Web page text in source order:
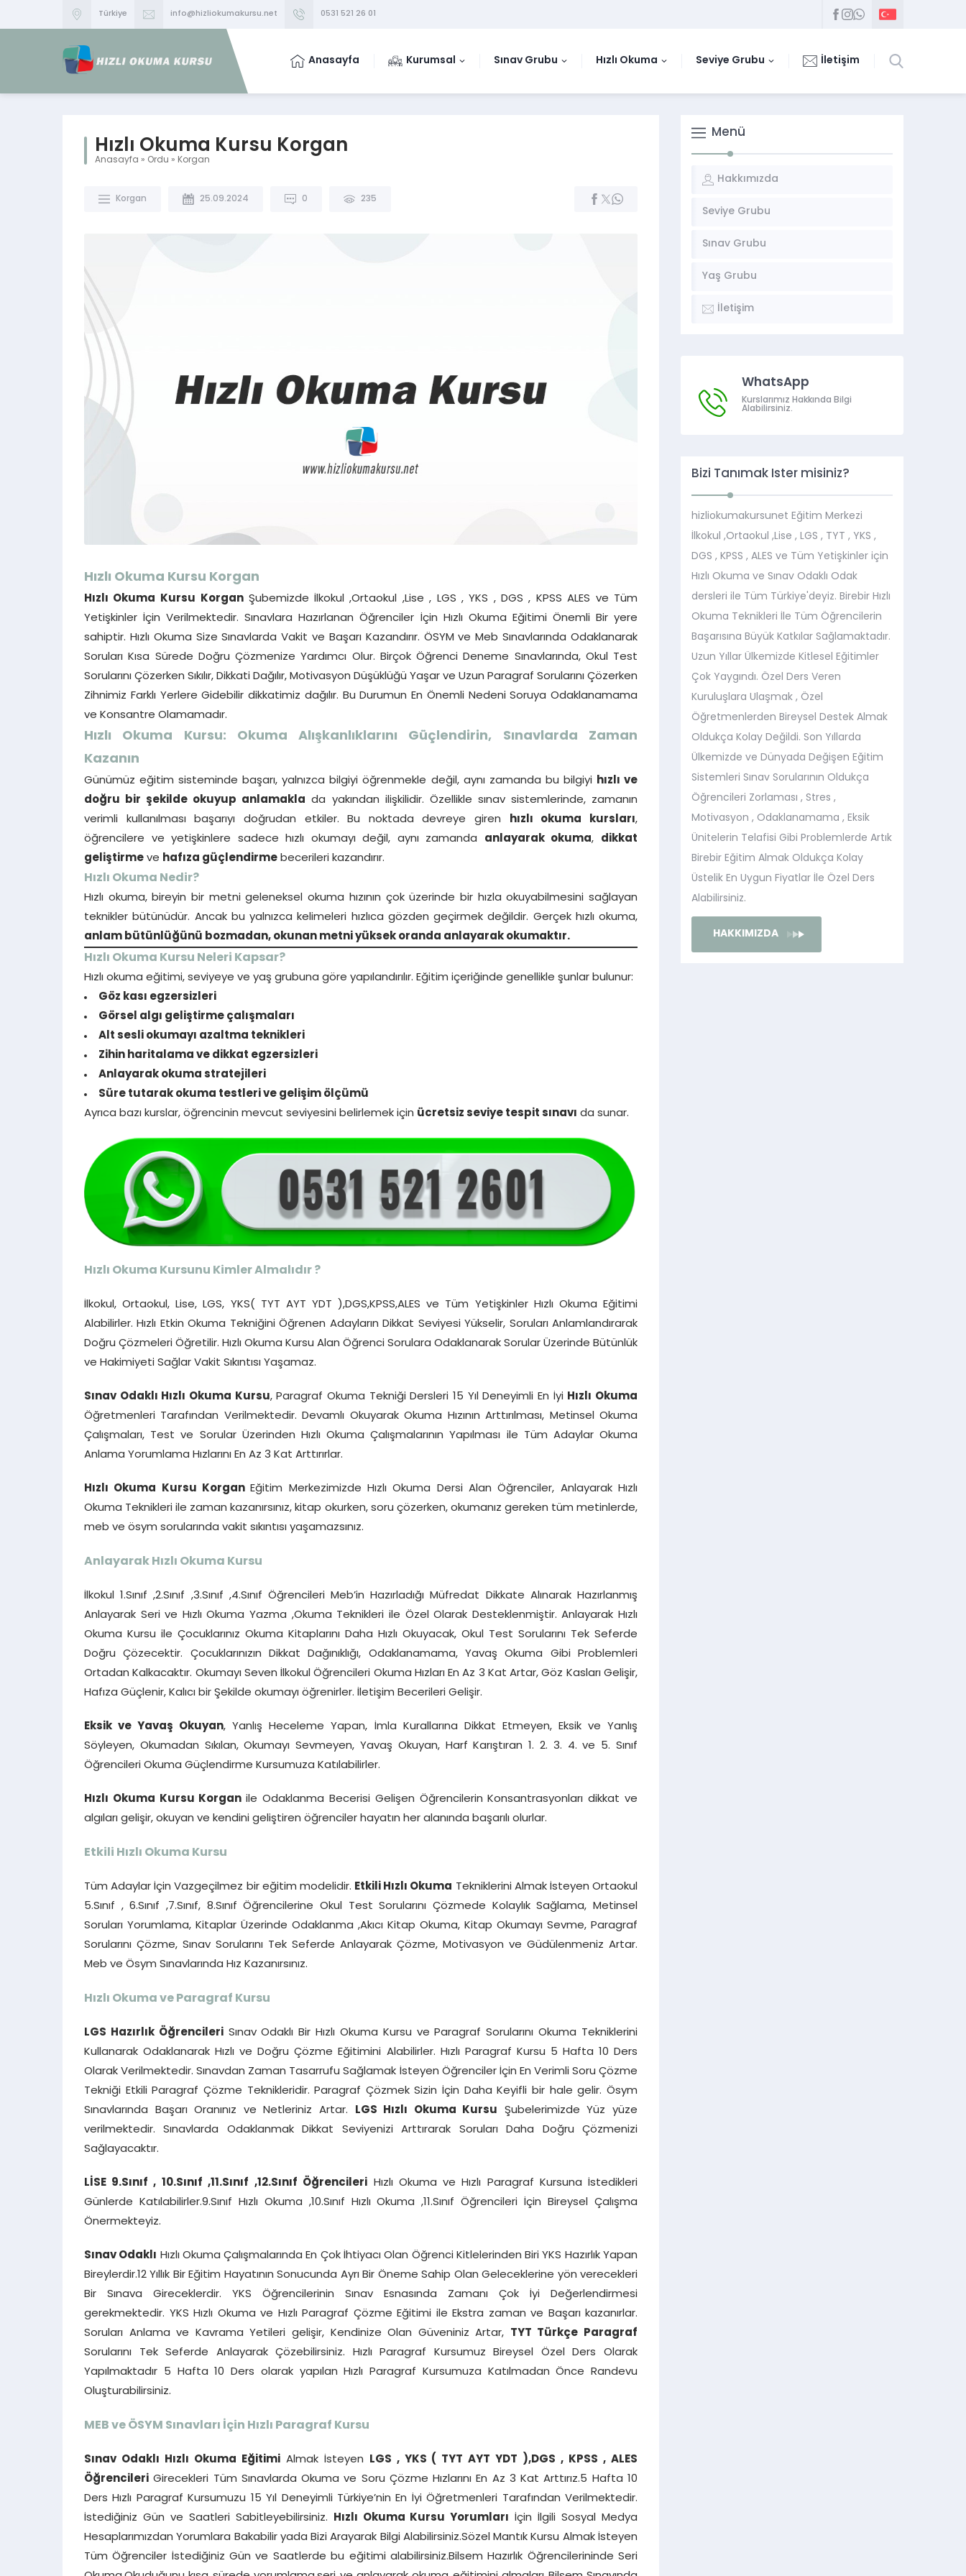
Türkiye info@hizliokumakursu.net 0531 521 26 01
Anasayfa Kurumsal Sınav Grubu Hızlı Okuma Seviye Grubu İletişim
Hızlı Okuma Kursu Korgan
Anasayfa » Ordu » Korgan
Korgan 25.09.2024 0 235
Hızlı Okuma Kursu Korgan
Hızlı Okuma Kursu Korgan Şubemizde İlkokul ,Ortaokul ,Lise , LGS , YKS , DGS , KPSS ALES ve Tüm
Yetişkinler İçin Verilmektedir. Sınavlara Hazırlanan Öğrenciler İçin Hızlı Okuma Eğitimi Önemli Bir yere
sahiptir. Hızlı Okuma Size Sınavlarda Vakit ve Başarı Kazandırır. ÖSYM ve Meb Sınavlarında Odaklanarak
Soruları Kısa Sürede Doğru Çözmenize Yardımcı Olur. Birçok Öğrenci Deneme Sınavlarında, Okul Test
Sorularını Çözerken Sıkılır, Dikkati Dağılır, Motivasyon Düşüklüğü Yaşar ve Uzun Paragraf Sorularını Çözerken
Zihnimiz Farklı Yerlere Gidebilir dikkatimiz dağılır. Bu Durumun En Önemli Nedeni Soruya Odaklanamama
ve Konsantre Olamamadır.
Hızlı Okuma Kursu: Okuma Alışkanlıklarını Güçlendirin, Sınavlarda Zaman
Kazanın
Günümüz eğitim sisteminde başarı, yalnızca bilgiyi öğrenmekle değil, aynı zamanda bu bilgiyi hızlı ve
doğru bir şekilde okuyup anlamakla da yakından ilişkilidir. Özellikle sınav sistemlerinde, zamanın
verimli kullanılması başarıyı doğrudan etkiler. Bu noktada devreye giren hızlı okuma kursları,
öğrencilere ve yetişkinlere sadece hızlı okumayı değil, aynı zamanda anlayarak okuma, dikkat
geliştirme ve hafıza güçlendirme becerileri kazandırır.
Hızlı Okuma Nedir?
Hızlı okuma, bireyin bir metni geleneksel okuma hızının çok üzerinde bir hızla okuyabilmesini sağlayan
teknikler bütünüdür. Ancak bu yalnızca kelimeleri hızlıca gözden geçirmek değildir. Gerçek hızlı okuma,
anlam bütünlüğünü bozmadan, okunan metni yüksek oranda anlayarak okumaktır.
Hızlı Okuma Kursu Neleri Kapsar?
Hızlı okuma eğitimi, seviyeye ve yaş grubuna göre yapılandırılır. Eğitim içeriğinde genellikle şunlar bulunur:
Göz kası egzersizleri
Görsel algı geliştirme çalışmaları
Alt sesli okumayı azaltma teknikleri
Zihin haritalama ve dikkat egzersizleri
Anlayarak okuma stratejileri
Süre tutarak okuma testleri ve gelişim ölçümü
Ayrıca bazı kurslar, öğrencinin mevcut seviyesini belirlemek için ücretsiz seviye tespit sınavı da sunar.
Hızlı Okuma Kursunu Kimler Almalıdır ?
İlkokul, Ortaokul, Lise, LGS, YKS( TYT AYT YDT ),DGS,KPSS,ALES ve Tüm Yetişkinler Hızlı Okuma Eğitimi
Alabilirler. Hızlı Etkin Okuma Tekniğini Öğrenen Adayların Dikkat Seviyesi Yükselir, Soruları Anlamlandırarak
Doğru Çözmeleri Öğretilir. Hızlı Okuma Kursu Alan Öğrenci Sorulara Odaklanarak Sorular Üzerinde Bütünlük
ve Hakimiyeti Sağlar Vakit Sıkıntısı Yaşamaz.
Sınav Odaklı Hızlı Okuma Kursu, Paragraf Okuma Tekniği Dersleri 15 Yıl Deneyimli En İyi Hızlı Okuma
Öğretmenleri Tarafından Verilmektedir. Devamlı Okuyarak Okuma Hızının Arttırılması, Metinsel Okuma
Çalışmaları, Test ve Sorular Üzerinden Hızlı Okuma Çalışmalarının Yapılması ile Tüm Adaylar Okuma
Anlama Yorumlama Hızlarını En Az 3 Kat Arttırırlar.
Hızlı Okuma Kursu KorganEğitim Merkezimizde Hızlı Okuma Dersi Alan Öğrenciler, Anlayarak Hızlı
Okuma Teknikleri ile zaman kazanırsınız, kitap okurken, soru çözerken, okumanız gereken tüm metinlerde,
meb ve ösym sorularında vakit sıkıntısı yaşamazsınız.
Anlayarak Hızlı Okuma Kursu
İlkokul 1.Sınıf ,2.Sınıf ,3.Sınıf ,4.Sınıf Öğrencileri Meb’in Hazırladığı Müfredat Dikkate Alınarak Hazırlanmış
Anlayarak Seri ve Hızlı Okuma Yazma ,Okuma Teknikleri ile Özel Olarak Desteklenmiştir. Anlayarak Hızlı
Okuma Kursu ile Çocuklarınız Okuma Kitaplarını Daha Hızlı Okuyacak, Okul Test Sorularını Tek Seferde
Doğru Çözecektir. Çocuklarınızın Dikkat Dağınıklığı, Odaklanamama, Yavaş Okuma Gibi Problemleri
Ortadan Kalkacaktır. Okumayı Seven İlkokul Öğrencileri Okuma Hızları En Az 3 Kat Artar, Göz Kasları Gelişir,
Hafıza Güçlenir, Kalıcı bir Şekilde okumayı öğrenirler. İletişim Becerileri Gelişir.
Eksik ve Yavaş Okuyan, Yanlış Heceleme Yapan, İmla Kurallarına Dikkat Etmeyen, Eksik ve Yanlış
Söyleyen, Okumadan Sıkılan, Okumayı Sevmeyen, Yavaş Okuyan, Harf Karıştıran 1. 2. 3. 4. ve 5. Sınıf
Öğrencileri Okuma Güçlendirme Kursumuza Katılabilirler.
Hızlı Okuma Kursu Korganile Odaklanma Becerisi Gelişen Öğrencilerin Konsantrasyonları dikkat ve
algıları gelişir, okuyan ve kendini geliştiren öğrenciler hayatın her alanında başarılı olurlar.
Etkili Hızlı Okuma Kursu
Tüm Adaylar İçin Vazgeçilmez bir eğitim modelidir. Etkili Hızlı Okuma Tekniklerini Almak İsteyen Ortaokul
5.Sınıf , 6.Sınıf ,7.Sınıf, 8.Sınıf Öğrencilerine Okul Test Sorularını Çözmede Kolaylık Sağlama, Metinsel
Soruları Yorumlama, Kitaplar Üzerinde Odaklanma ,Akıcı Kitap Okuma, Kitap Okumayı Sevme, Paragraf
Sorularını Çözme, Sınav Sorularını Tek Seferde Anlayarak Çözme, Motivasyon ve Güdülenmeniz Artar.
Meb ve Ösym Sınavlarında Hız Kazanırsınız.
Hızlı Okuma ve Paragraf Kursu
LGS Hazırlık ÖğrencileriSınav Odaklı Bir Hızlı Okuma Kursu ve Paragraf Sorularını Okuma Tekniklerini
Kullanarak Odaklanarak Hızlı ve Doğru Çözme Eğitimini Alabilirler. Hızlı Paragraf Kursu 5 Hafta 10 Ders
Olarak Verilmektedir. Sınavdan Zaman Tasarrufu Sağlamak İsteyen Öğrenciler İçin En Verimli Soru Çözme
Tekniği Etkili Paragraf Çözme Teknikleridir. Paragraf Çözmek Sizin İçin Daha Keyifli bir hale gelir. Ösym
Sınavlarında Başarı Oranınız ve Netleriniz Artar. LGS Hızlı Okuma Kursu Şubelerimizde Yüz yüze
verilmektedir. Sınavlarda Odaklanmak Dikkat Seviyenizi Arttırarak Soruları Daha Doğru Çözmenizi
Sağlayacaktır.
LİSE 9.Sınıf , 10.Sınıf ,11.Sınıf ,12.Sınıf Öğrencileri Hızlı Okuma ve Hızlı Paragraf Kursuna İstedikleri
Günlerde Katılabilirler.9.Sınıf Hızlı Okuma ,10.Sınıf Hızlı Okuma ,11.Sınıf Öğrencileri İçin Bireysel Çalışma
Önermekteyiz.
Sınav Odaklı Hızlı Okuma Çalışmalarında En Çok İhtiyacı Olan Öğrenci Kitlelerinden Biri YKS Hazırlık Yapan
Bireylerdir.12 Yıllık Bir Eğitim Hayatının Sonucunda Ayrı Bir Öneme Sahip Olan Geleceklerine yön verecekleri
Bir Sınava Gireceklerdir. YKS Öğrencilerinin Sınav Esnasında Zamanı Çok İyi Değerlendirmesi
gerekmektedir. YKS Hızlı Okuma ve Hızlı Paragraf Çözme Eğitimi ile Ekstra zaman ve Başarı kazanırlar.
Soruları Anlama ve Kavrama Yetileri gelişir, Kendinize Olan Güveniniz Artar, TYT Türkçe Paragraf
Sorularını Tek Seferde Anlayarak Çözebilirsiniz. Hızlı Paragraf Kursumuz Bireysel Özel Ders Olarak
Yapılmaktadır 5 Hafta 10 Ders olarak yapılan Hızlı Paragraf Kursumuza Katılmadan Önce Randevu
Oluşturabilirsiniz.
MEB ve ÖSYM Sınavları İçin Hızlı Paragraf Kursu
Sınav Odaklı Hızlı Okuma EğitimiAlmak İsteyen LGS , YKS ( TYT AYT YDT ),DGS , KPSS , ALES
Öğrencileri Girecekleri Tüm Sınavlarda Okuma ve Soru Çözme Hızlarını En Az 3 Kat Arttırız.5 Hafta 10
Ders Hızlı Paragraf Kursumuzu 15 Yıl Deneyimli Türkiye’nin En İyi Öğretmenleri Tarafından Verilmektedir.
İstediğiniz Gün ve Saatleri Sabitleyebilirsiniz. Hızlı Okuma Kursu Yorumları İçin İlgili Sosyal Medya
Hesaplarımızdan Yorumlara Bakabilir yada Bizi Arayarak Bilgi Alabilirsiniz.Sözel Mantık Kursu Almak İsteyen
Tüm Öğrenciler İstediğiniz Gün ve Saatlerde bu eğitimi alabilirsiniz.Bilsem Hazırlık Öğrencilerininde Seri
Menü
Hakkımızda
Seviye Grubu
Sınav Grubu
Yaş Grubu
İletişim
WhatsApp
Kurslarımız Hakkında Bilgi
Alabilirsiniz.
Bizi Tanımak İster misiniz?
hizliokumakursunet Eğitim Merkezi
İlkokul ,Ortaokul ,Lise , LGS , TYT , YKS ,
DGS , KPSS , ALES ve Tüm Yetişkinler için
Hızlı Okuma ve Sınav Odaklı Odak
dersleri ile Tüm Türkiye'deyiz. Birebir Hızlı
Okuma Teknikleri İle Tüm Öğrencilerin
Başarısına Büyük Katkılar Sağlamaktadır.
Uzun Yıllar Ülkemizde Kitlesel Eğitimler
Çok Yaygındı. Özel Ders Veren
Kuruluşlara Ulaşmak , Özel
Öğretmenlerden Bireysel Destek Almak
Oldukça Kolay Değildi. Son Yıllarda
Ülkemizde ve Dünyada Değişen Eğitim
Sistemleri Sınav Sorularının Oldukça
Öğrencileri Zorlaması , Stres ,
Motivasyon , Odaklanamama , Eksik
Ünitelerin Telafisi Gibi Problemlerde Artık
Birebir Eğitim Almak Oldukça Kolay
Üstelik En Uygun Fiyatlar İle Özel Ders
Alabilirsiniz.
HAKKIMIZDA